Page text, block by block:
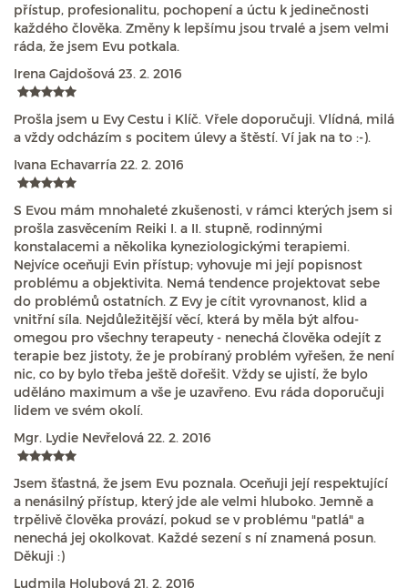
přístup, profesionalitu, pochopení a úctu k jedinečnosti
každého člověka. Změny k lepšímu jsou trvalé a jsem velmi
ráda, že jsem Evu potkala.
Irena Gajdošová 23. 2. 2016
Prošla jsem u Evy Cestu i Klíč. Vřele doporučuji. Vlídná, milá
a vždy odcházím s pocitem úlevy a štěstí. Ví jak na to :-).
Ivana Echavarría 22. 2. 2016
S Evou mám mnohaleté zkušenosti, v rámci kterých jsem si
prošla zasvěcením Reiki I. a II. stupně, rodinnými
konstalacemi a několika kyneziologickými terapiemi.
Nejvíce oceňuji Evin přístup; vyhovuje mi její popisnost
problému a objektivita. Nemá tendence projektovat sebe
do problémů ostatních. Z Evy je cítit vyrovnanost, klid a
vnitřní síla. Nejdůležitější věcí, která by měla být alfou-
omegou pro všechny terapeuty - nenechá člověka odejít z
terapie bez jistoty, že je probíraný problém vyřešen, že není
nic, co by bylo třeba ještě dořešit. Vždy se ujistí, že bylo
uděláno maximum a vše je uzavřeno. Evu ráda doporučuji
lidem ve svém okolí.
Mgr. Lydie Nevřelová 22. 2. 2016
Jsem šťastná, že jsem Evu poznala. Oceňuji její respektující
a nenásilný přístup, který jde ale velmi hluboko. Jemně a
trpělivě člověka provází, pokud se v problému "patlá" a
nenechá jej okolkovat. Každé sezení s ní znamená posun.
Děkuji :)
Ludmila Holubová 21. 2. 2016